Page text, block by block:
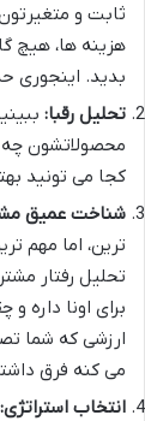
ثابت و
هزینه ها، هیچ
بدید. اینجوری
تحلیل رقبا:
محصولاتشون چه
کجا می تونید
شناخت عمیق
ترین، اما مهم
تحلیل رفتار
برای اونا داره
ارزشی که شما
می کنه فرق
انتخاب استراتژی: